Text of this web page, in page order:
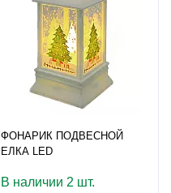
ФОНАРИК ПОДВЕСНОЙ
ЕЛКА LED
В наличии 2 шт.